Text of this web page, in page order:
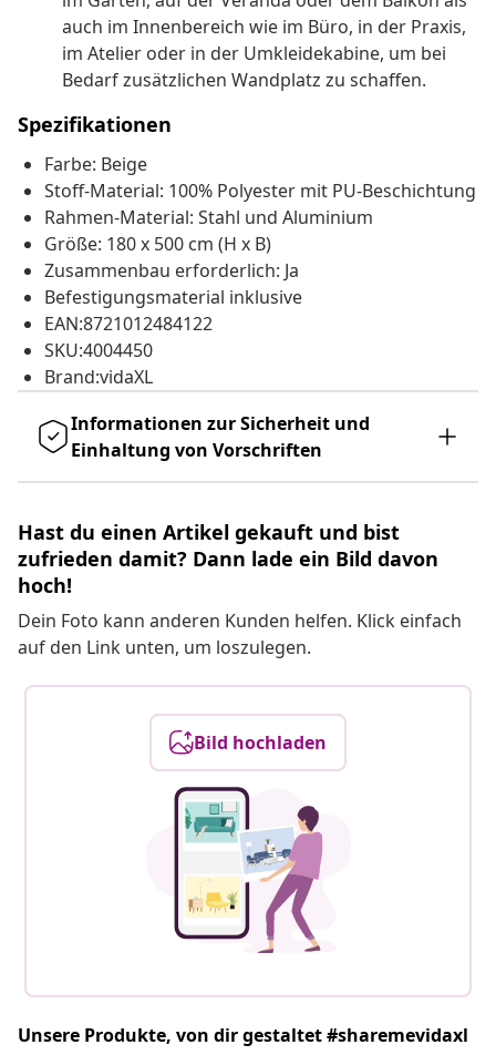
auch im Innenbereich wie im Büro, in der Praxis,
im Atelier oder in der Umkleidekabine, um bei
Bedarf zusätzlichen Wandplatz zu schaffen.
Spezifikationen
Farbe: Beige
Stoff-Material: 100% Polyester mit PU-Beschichtung
Rahmen-Material: Stahl und Aluminium
Größe: 180 x 500 cm (H x B)
Zusammenbau erforderlich: Ja
Befestigungsmaterial inklusive
EAN:8721012484122
SKU:4004450
Brand:vidaXL
Informationen zur Sicherheit und
Einhaltung von Vorschriften
Hast du einen Artikel gekauft und bist
zufrieden damit? Dann lade ein Bild davon
hoch!
Dein Foto kann anderen Kunden helfen. Klick einfach
auf den Link unten, um loszulegen.
Bild hochladen
Unsere Produkte, von dir gestaltet #sharemevidaxl